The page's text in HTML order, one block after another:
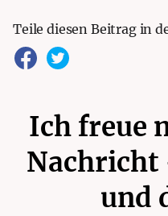
Teile diesen Beitrag in
Ich freue
Nachricht
und